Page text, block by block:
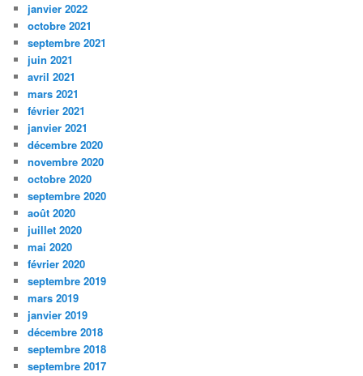
janvier 2022
octobre 2021
septembre 2021
juin 2021
avril 2021
mars 2021
février 2021
janvier 2021
décembre 2020
novembre 2020
octobre 2020
septembre 2020
août 2020
juillet 2020
mai 2020
février 2020
septembre 2019
mars 2019
janvier 2019
décembre 2018
septembre 2018
septembre 2017